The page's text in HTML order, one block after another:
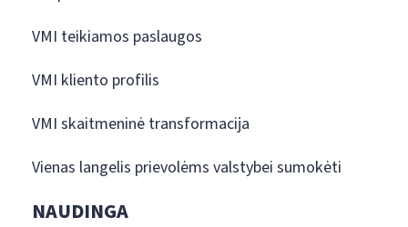
VMI teikiamos paslaugos
VMI kliento profilis
VMI skaitmeninė transformacija
Vienas langelis prievolėms valstybei sumokėti
NAUDINGA